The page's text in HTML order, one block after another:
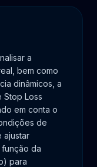
a
bem como
dinâmicos, a
Stop Loss
em conta o
de
ajustar
função da
para